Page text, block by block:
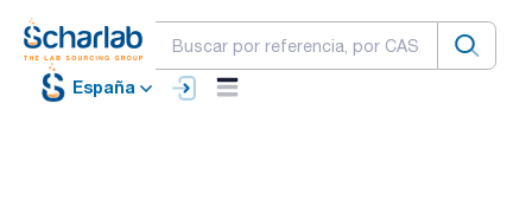
España